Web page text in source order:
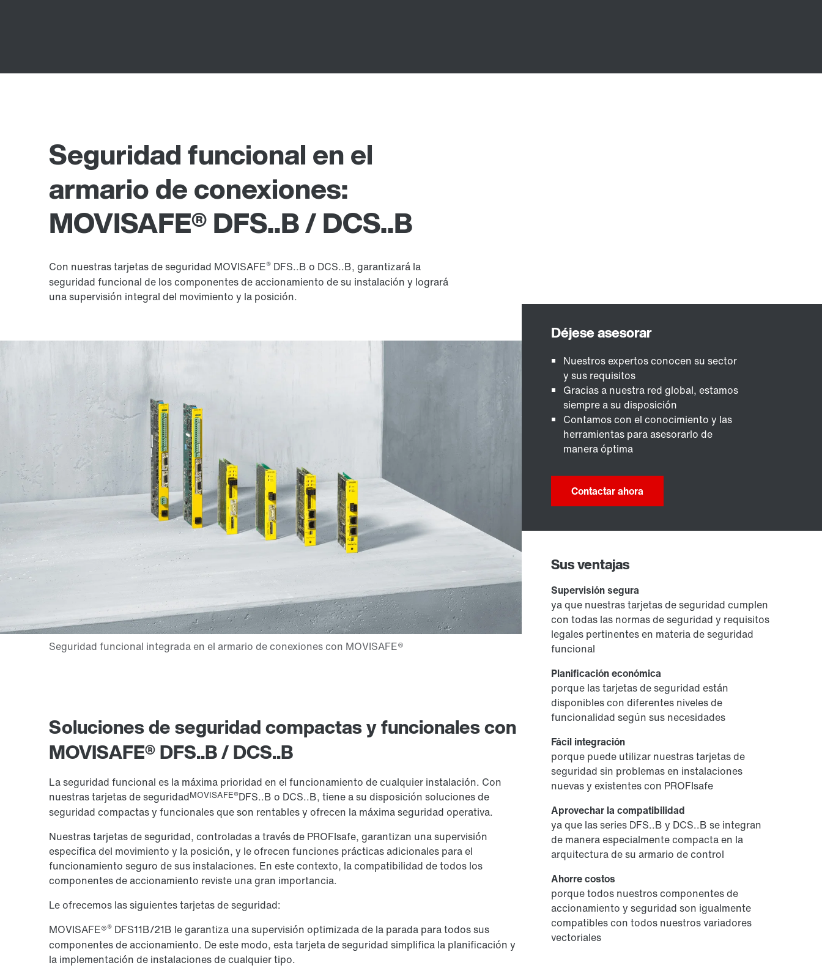
Seguridad funcional en el
armario de conexiones:
MOVISAFE® DFS..B / DCS..B
Con nuestras tarjetas de seguridad MOVISAFE® DFS..B o DCS..B, garantizará la
seguridad funcional de los componentes de accionamiento de su instalación y logrará
una supervisión integral del movimiento y la posición.
Soluciones de seguridad compactas y funcionales con
MOVISAFE® DFS..B / DCS..B
La seguridad funcional es la máxima prioridad en el funcionamiento de cualquier instalación. Con
nuestras tarjetas de seguridadMOVISAFE®DFS..B o DCS..B, tiene a su disposición soluciones de
seguridad compactas y funcionales que son rentables y ofrecen la máxima seguridad operativa.
Nuestras tarjetas de seguridad, controladas a través de PROFIsafe, garantizan una supervisión
específica del movimiento y la posición, y le ofrecen funciones prácticas adicionales para el
funcionamiento seguro de sus instalaciones. En este contexto, la compatibilidad de todos los
componentes de accionamiento reviste una gran importancia.
Le ofrecemos las siguientes tarjetas de seguridad:
MOVISAFE®® DFS11B/21B le garantiza una supervisión optimizada de la parada para todos sus
componentes de accionamiento. De este modo, esta tarjeta de seguridad simplifica la planificación y
la implementación de instalaciones de cualquier tipo.
Nuestros expertos conocen su sector
y sus requisitos
Gracias a nuestra red global, estamos
siempre a su disposición
Contamos con el conocimiento y las
herramientas para asesorarlo de
manera óptima
Contactar ahora
Sus ventajas
Supervisión segura
ya que nuestras tarjetas de seguridad cumplen
con todas las normas de seguridad y requisitos
legales pertinentes en materia de seguridad
funcional
Planificación económica
porque las tarjetas de seguridad están
disponibles con diferentes niveles de
funcionalidad según sus necesidades
Fácil integración
porque puede utilizar nuestras tarjetas de
seguridad sin problemas en instalaciones
nuevas y existentes con PROFIsafe
Aprovechar la compatibilidad
ya que las series DFS..B y DCS..B se integran
de manera especialmente compacta en la
arquitectura de su armario de control
Ahorre costos
porque todos nuestros componentes de
accionamiento y seguridad son igualmente
compatibles con todos nuestros variadores
vectoriales